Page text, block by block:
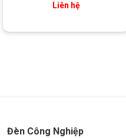
⇒ Xem thêm : Các loại
Liên hệ
Đèn Công Nghiệp